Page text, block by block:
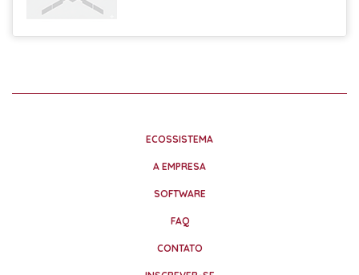
ECOSSISTEMA
A EMPRESA
SOFTWARE
FAQ
CONTATO